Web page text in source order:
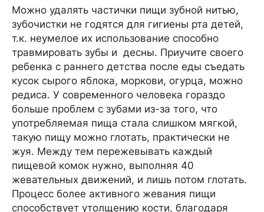
Можно удалять частички пищи зубной нитью,
зубочистки не годятся для гигиены рта детей,
т.к. неумелое их использование способно
травмировать зубы и десны. Приучите своего
ребенка с раннего детства после еды съедать
кусок сырого яблока, моркови, огурца, можно
редиса. У современного человека гораздо
больше проблем с зубами из-за того, что
употребляемая пища стала слишком мягкой,
такую пищу можно глотать, практически не
жуя. Между тем пережевывать каждый
пищевой комок нужно, выполняя 40
жевательных движений, и лишь потом глотать.
Процесс более активного жевания пищи
способствует утолщению кости, благодаря